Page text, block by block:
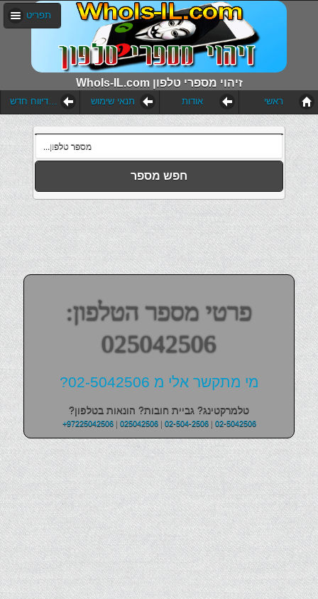
WhoIs-IL.com זיהוי מספרי טלפון
תפריט
הוסף דיווח חדש תנאי שימוש אודות ראשי
חפש מספר
פרטי מספר הטלפון:
025042506
מי מתקשר אלי מ 02-5042506?
טלמרקטינג? גביית חובות? הונאות בטלפון?
+97225042506| 025042506| 02-504-2506| 02-5042506